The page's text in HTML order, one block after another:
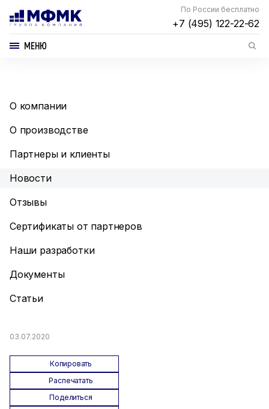
По России бесплатно
+7 (495) 122-22-62
МЕНЮ
О компании
О производстве
Партнеры и клиенты
Новости
Отзывы
Сертификаты от партнеров
Наши разработки
Документы
Статьи
03.07.2020
Копировать
Распечатать
Поделиться